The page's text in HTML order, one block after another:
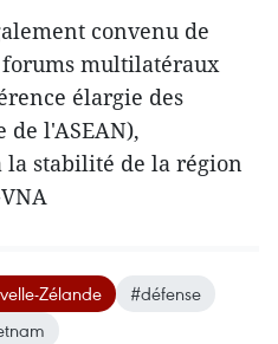
convenu de
multilatéraux
élargie des
de l'ASEAN),
stabilité de la région
Zélande
#défense